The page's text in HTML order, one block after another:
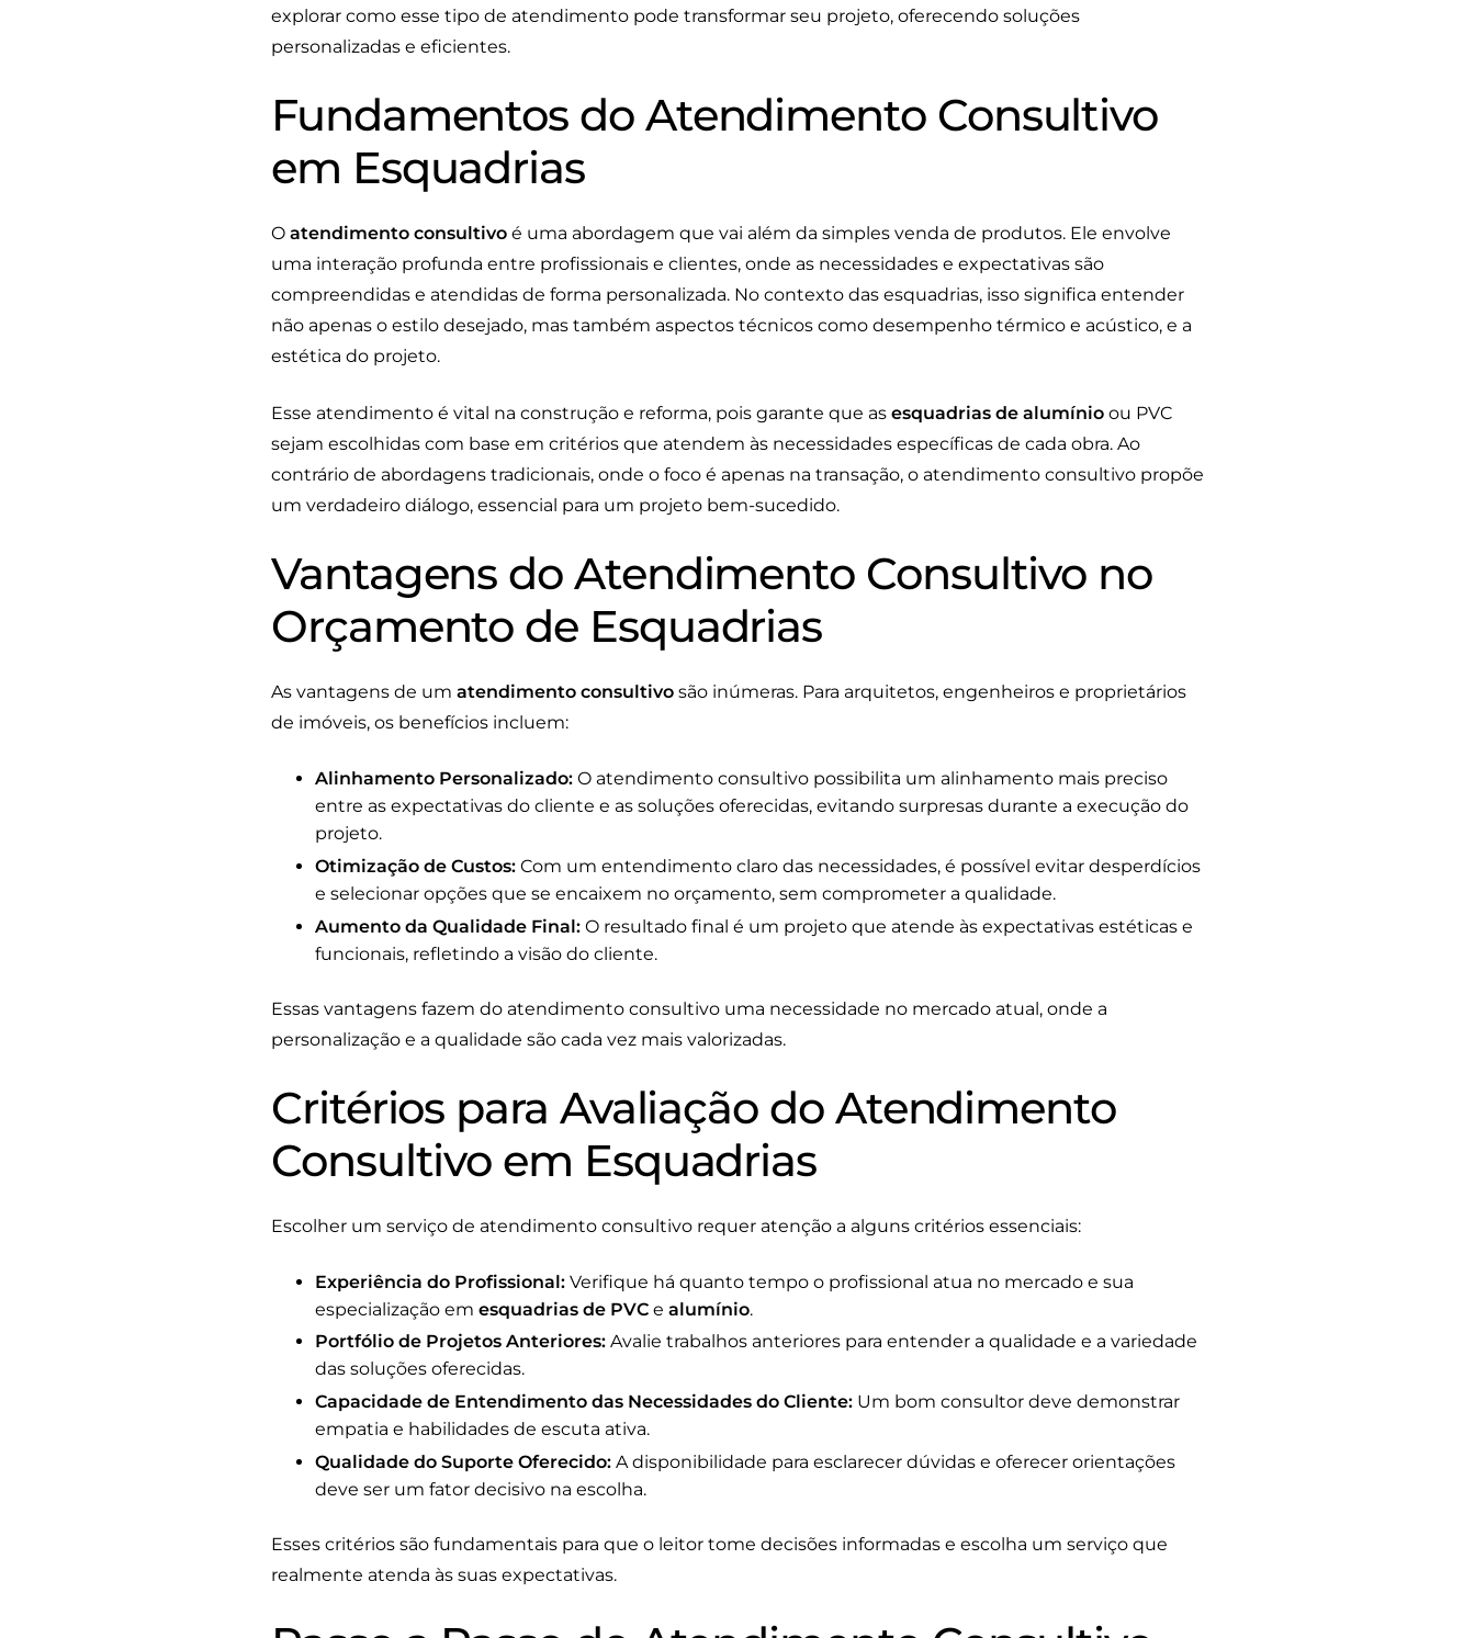
explorar como esse tipo de atendimento pode transformar seu projeto, oferecendo soluções
personalizadas e eficientes.
Fundamentos do Atendimento Consultivo
em Esquadrias
O atendimento consultivo é uma abordagem que vai além da simples venda de produtos. Ele envolve
uma interação profunda entre profissionais e clientes, onde as necessidades e expectativas são
compreendidas e atendidas de forma personalizada. No contexto das esquadrias, isso significa entender
não apenas o estilo desejado, mas também aspectos técnicos como desempenho térmico e acústico, e a
estética do projeto.
Esse atendimento é vital na construção e reforma, pois garante que as esquadrias de alumínio ou PVC
sejam escolhidas com base em critérios que atendem às necessidades específicas de cada obra. Ao
contrário de abordagens tradicionais, onde o foco é apenas na transação, o atendimento consultivo propõe
um verdadeiro diálogo, essencial para um projeto bem-sucedido.
Vantagens do Atendimento Consultivo no
Orçamento de Esquadrias
As vantagens de um atendimento consultivo são inúmeras. Para arquitetos, engenheiros e proprietários
de imóveis, os benefícios incluem:
Alinhamento Personalizado: O atendimento consultivo possibilita um alinhamento mais preciso
entre as expectativas do cliente e as soluções oferecidas, evitando surpresas durante a execução do
projeto.
Otimização de Custos: Com um entendimento claro das necessidades, é possível evitar desperdícios
e selecionar opções que se encaixem no orçamento, sem comprometer a qualidade.
Aumento da Qualidade Final: O resultado final é um projeto que atende às expectativas estéticas e
funcionais, refletindo a visão do cliente.
Essas vantagens fazem do atendimento consultivo uma necessidade no mercado atual, onde a
personalização e a qualidade são cada vez mais valorizadas.
Critérios para Avaliação do Atendimento
Consultivo em Esquadrias
Escolher um serviço de atendimento consultivo requer atenção a alguns critérios essenciais:
Experiência do Profissional: Verifique há quanto tempo o profissional atua no mercado e sua
especialização em esquadrias de PVC e alumínio.
Portfólio de Projetos Anteriores: Avalie trabalhos anteriores para entender a qualidade e a variedade
das soluções oferecidas.
Capacidade de Entendimento das Necessidades do Cliente: Um bom consultor deve demonstrar
empatia e habilidades de escuta ativa.
Qualidade do Suporte Oferecido: A disponibilidade para esclarecer dúvidas e oferecer orientações
deve ser um fator decisivo na escolha.
Esses critérios são fundamentais para que o leitor tome decisões informadas e escolha um serviço que
realmente atenda às suas expectativas.